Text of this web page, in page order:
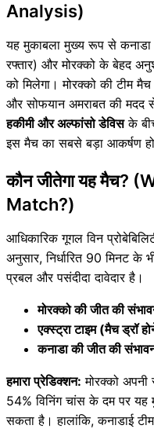
Analysis)
यह मुकाबला मुख्य रूप से
रफ्तार) और मोरक्को के बेहद
को मिलेगा। मोरक्को की टीम
और सोफयान अमराबत की मदद
हकीमी और अल्फांसो डेविसके
इस मैच का सबसे बड़ा आकर्षण
कौन जीतेगा यह मैच?
Match?)
आधिकारिक गूगल विन
अनुसार, निर्धारित 90 मिनट के
प्रबल और पसंदीदा दावेदार है‌।
मोरक्को की जीत की
एक्स्ट्रा टाइम (मैच ड्रॉ
कनाडा की जीत की
हमारा प्रेडिक्शन: मोरक्को
54% विनिंग चांस के दम पर यह
सकता है। हालांकि, कनाडाई